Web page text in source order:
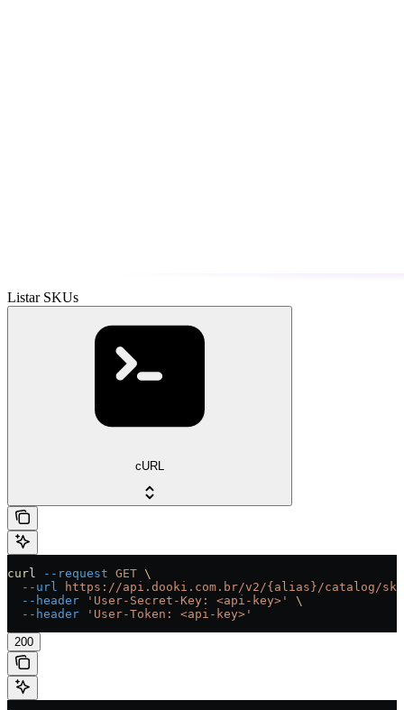
Listar SKUs
cURL
curl --request GET \
  --url
https://api.dooki.com.br/v2/{alias}/catalog/
  --header
'User-Secret-Key: <api-key>'
\
  --header
'User-Token: <api-key>'
200